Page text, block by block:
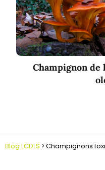
Champignon
Blog LCDLS Champignons